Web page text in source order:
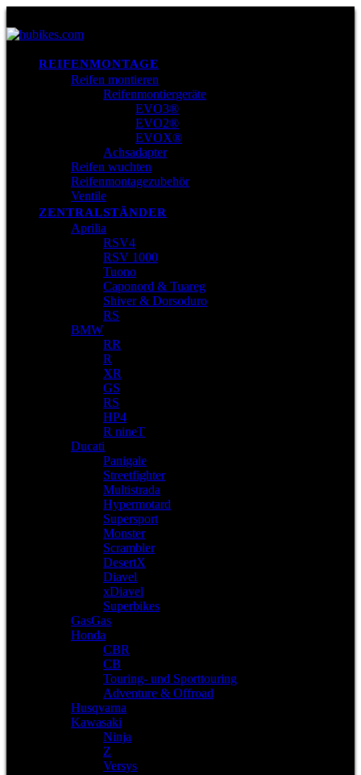
REIFENMONTAGE
Reifen montieren
Reifenmontiergeräte
EVO3®
EVO2®
EVOX®
Achsadapter
Reifen wuchten
Reifenmontagezubehör
Ventile
ZENTRALSTÄNDER
Aprilia
RSV4
RSV 1000
Tuono
Caponord & Tuareg
Shiver & Dorsoduro
RS
BMW
RR
R
XR
GS
RS
HP4
R nineT
Ducati
Panigale
Streetfighter
Multistrada
Hypermotard
Supersport
Monster
Scrambler
DesertX
Diavel
xDiavel
Superbikes
GasGas
Honda
CBR
CB
Touring- und Sporttouring
Adventure & Offroad
Husqvarna
Kawasaki
Ninja
Z
Versys